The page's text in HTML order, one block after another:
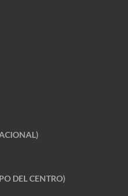
DEL CENTRO)